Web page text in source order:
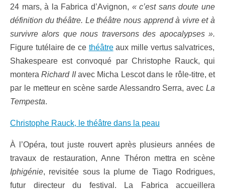
24 mars, à la Fabrica d’Avignon, « c’est sans doute une
définition du théâtre. Le théâtre nous apprend à vivre et à
survivre alors que nous traversons des apocalypses ».
Figure tutélaire de ce théâtreaux mille vertus salvatrices,
Shakespeare est convoqué par Christophe Rauck, qui
monteraRichard IIavec Micha Lescot dans le rôle-titre, et
par le metteur en scène sarde Alessandro Serra, avec La
Tempesta.
Christophe Rauck, le théâtre dans la peau
À l’Opéra, tout juste rouvert après plusieurs années de
travaux de restauration, Anne Théron mettra en scène
Iphigénie, revisitée sous la plume de Tiago Rodrigues,
futur directeur du festival. La Fabrica accueillera